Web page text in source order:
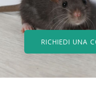
RICHIEDI UNA